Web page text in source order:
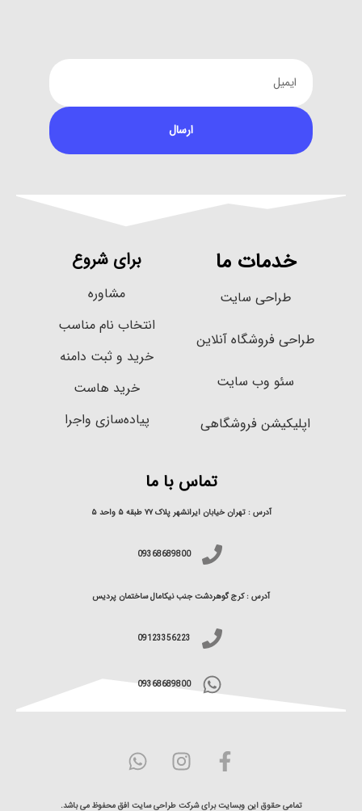
ارسال
خدمات ما
طراحی سایت
طراحی فروشگاه آنلاین
سئو وب سایت
اپلیکیشن فروشگاهی
برای شروع
مشاوره
انتخاب نام مناسب
خرید و ثبت دامنه
خرید هاست
پیاده‌سازی واجرا
تماس با ما
آدرس : تهران خیابان ایرانشهر پلاک ۷۷ طبقه ۵ واحد ۵
09368689800
آدرس : کرج گوهردشت جنب نیکامال ساختمان پردیس
09123356223
09368689800
تمامی حقوق این وبسایت برای شرکت طراحی سایت افق محفوظ می باشد.